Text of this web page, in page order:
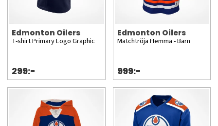
Edmonton Oilers
T-shirt Primary Logo Graphic
299:-
Edmonton Oilers
Matchtröja Hemma - Barn
999:-